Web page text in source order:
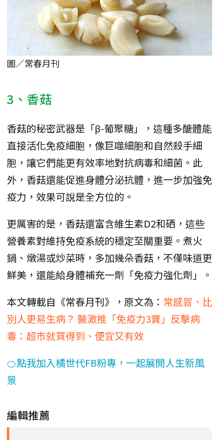
圖／常春月刊
3、香菇
香菇的秘密武器是「β-葡聚糖」，這種多醣體能
直接活化免疫細胞，像巨噬細胞和自然殺手細
胞，讓它們能更有效率地對抗病毒和細菌。此
外，香菇還能促進身體分泌抗體，進一步加強免
疫力，效果可說是全方位的。
更厲害的是，香菇還富含維生素D2和硒，這些
營養素對維持免疫系統的穩定至關重要。煮火
鍋、燉湯或炒菜時，多加幾朵香菇，不僅味道更
鮮美，還能給身體補充一劑「免疫力強化劑」。
本文轉載自《常春月刊》，原文為： 常感冒、比
別人更易生病？ 醫激推「免疫力3寶」反擊病
毒：超市就買得到、便宜又有效
🍊點我加入橘世代FB粉專，一起展開人生新風
景
編輯推薦